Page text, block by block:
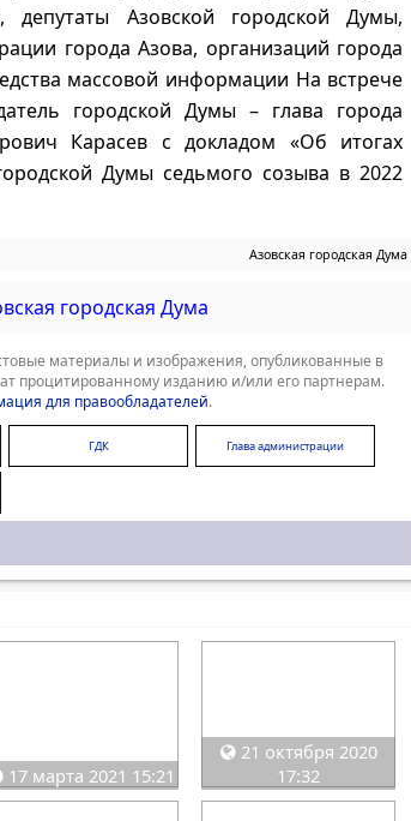
Азовской городской Думы,
города Азова, организаций города
массовой информации На встрече
городской Думы – глава города
Карасев с докладом «Об итогах
Думы седьмого созыва в 2022
Азовская городская Дума
городская Дума
материалы и изображения, опубликованные в
процитированному изданию и/или его партнерам.
для правообладателей.
ГДК Глава администрации
17 марта 2021 15:21
21 октября 2020
17:32